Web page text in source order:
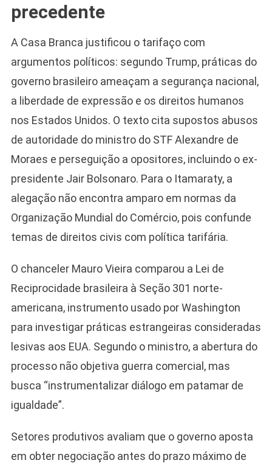
precedente
A Casa Branca justificou o tarifaço com
argumentos políticos: segundo Trump, práticas do
governo brasileiro ameaçam a segurança nacional,
a liberdade de expressão e os direitos humanos
nos Estados Unidos. O texto cita supostos abusos
de autoridade do ministro do STF Alexandre de
Moraes e perseguição a opositores, incluindo o ex-
presidente Jair Bolsonaro. Para o Itamaraty, a
alegação não encontra amparo em normas da
Organização Mundial do Comércio, pois confunde
temas de direitos civis com política tarifária.
O chanceler Mauro Vieira comparou a Lei de
Reciprocidade brasileira à Seção 301 norte-
americana, instrumento usado por Washington
para investigar práticas estrangeiras consideradas
lesivas aos EUA. Segundo o ministro, a abertura do
processo não objetiva guerra comercial, mas
busca “instrumentalizar diálogo em patamar de
igualdade”.
Setores produtivos avaliam que o governo aposta
em obter negociação antes do prazo máximo de